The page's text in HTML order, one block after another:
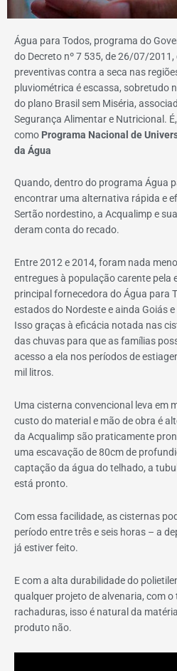
Água para Todos, programa do
do Decreto nº 7 535, de 26/07/2011,
preventivas contra a seca nas
pluviométrica é escassa, sobretudo
do plano Brasil sem Miséria,
Segurança Alimentar e Nutricional.
como Programa Nacional de
da Água
Quando, dentro do programa Água
encontrar uma alternativa rápida e
Sertão nordestino, a Acqualimp e
deram conta do recado.
Entre 2012 e 2014, foram nada
entregues à população carente pela
principal fornecedora do Água para
estados do Nordeste e ainda Goiás
Isso graças à eficácia notada nas
das chuvas para que as famílias
acesso a ela nos períodos de
mil litros.
Uma cisterna convencional leva em
custo do material e mão de obra é
da Acqualimp são praticamente
uma escavação de 80cm de
captação da água do telhado, a
está pronto.
Com essa facilidade, as cisternas
período entre três e seis horas – a
já estiver feito.
E com a alta durabilidade do
qualquer projeto de alvenaria, com o
rachaduras, isso é natural da
produto não.